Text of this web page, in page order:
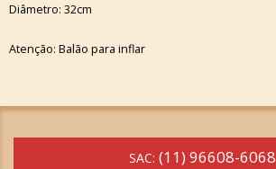
Diâmetro: 32cm
Atenção: Balão para inflar
SAC: (11) 96608-6068